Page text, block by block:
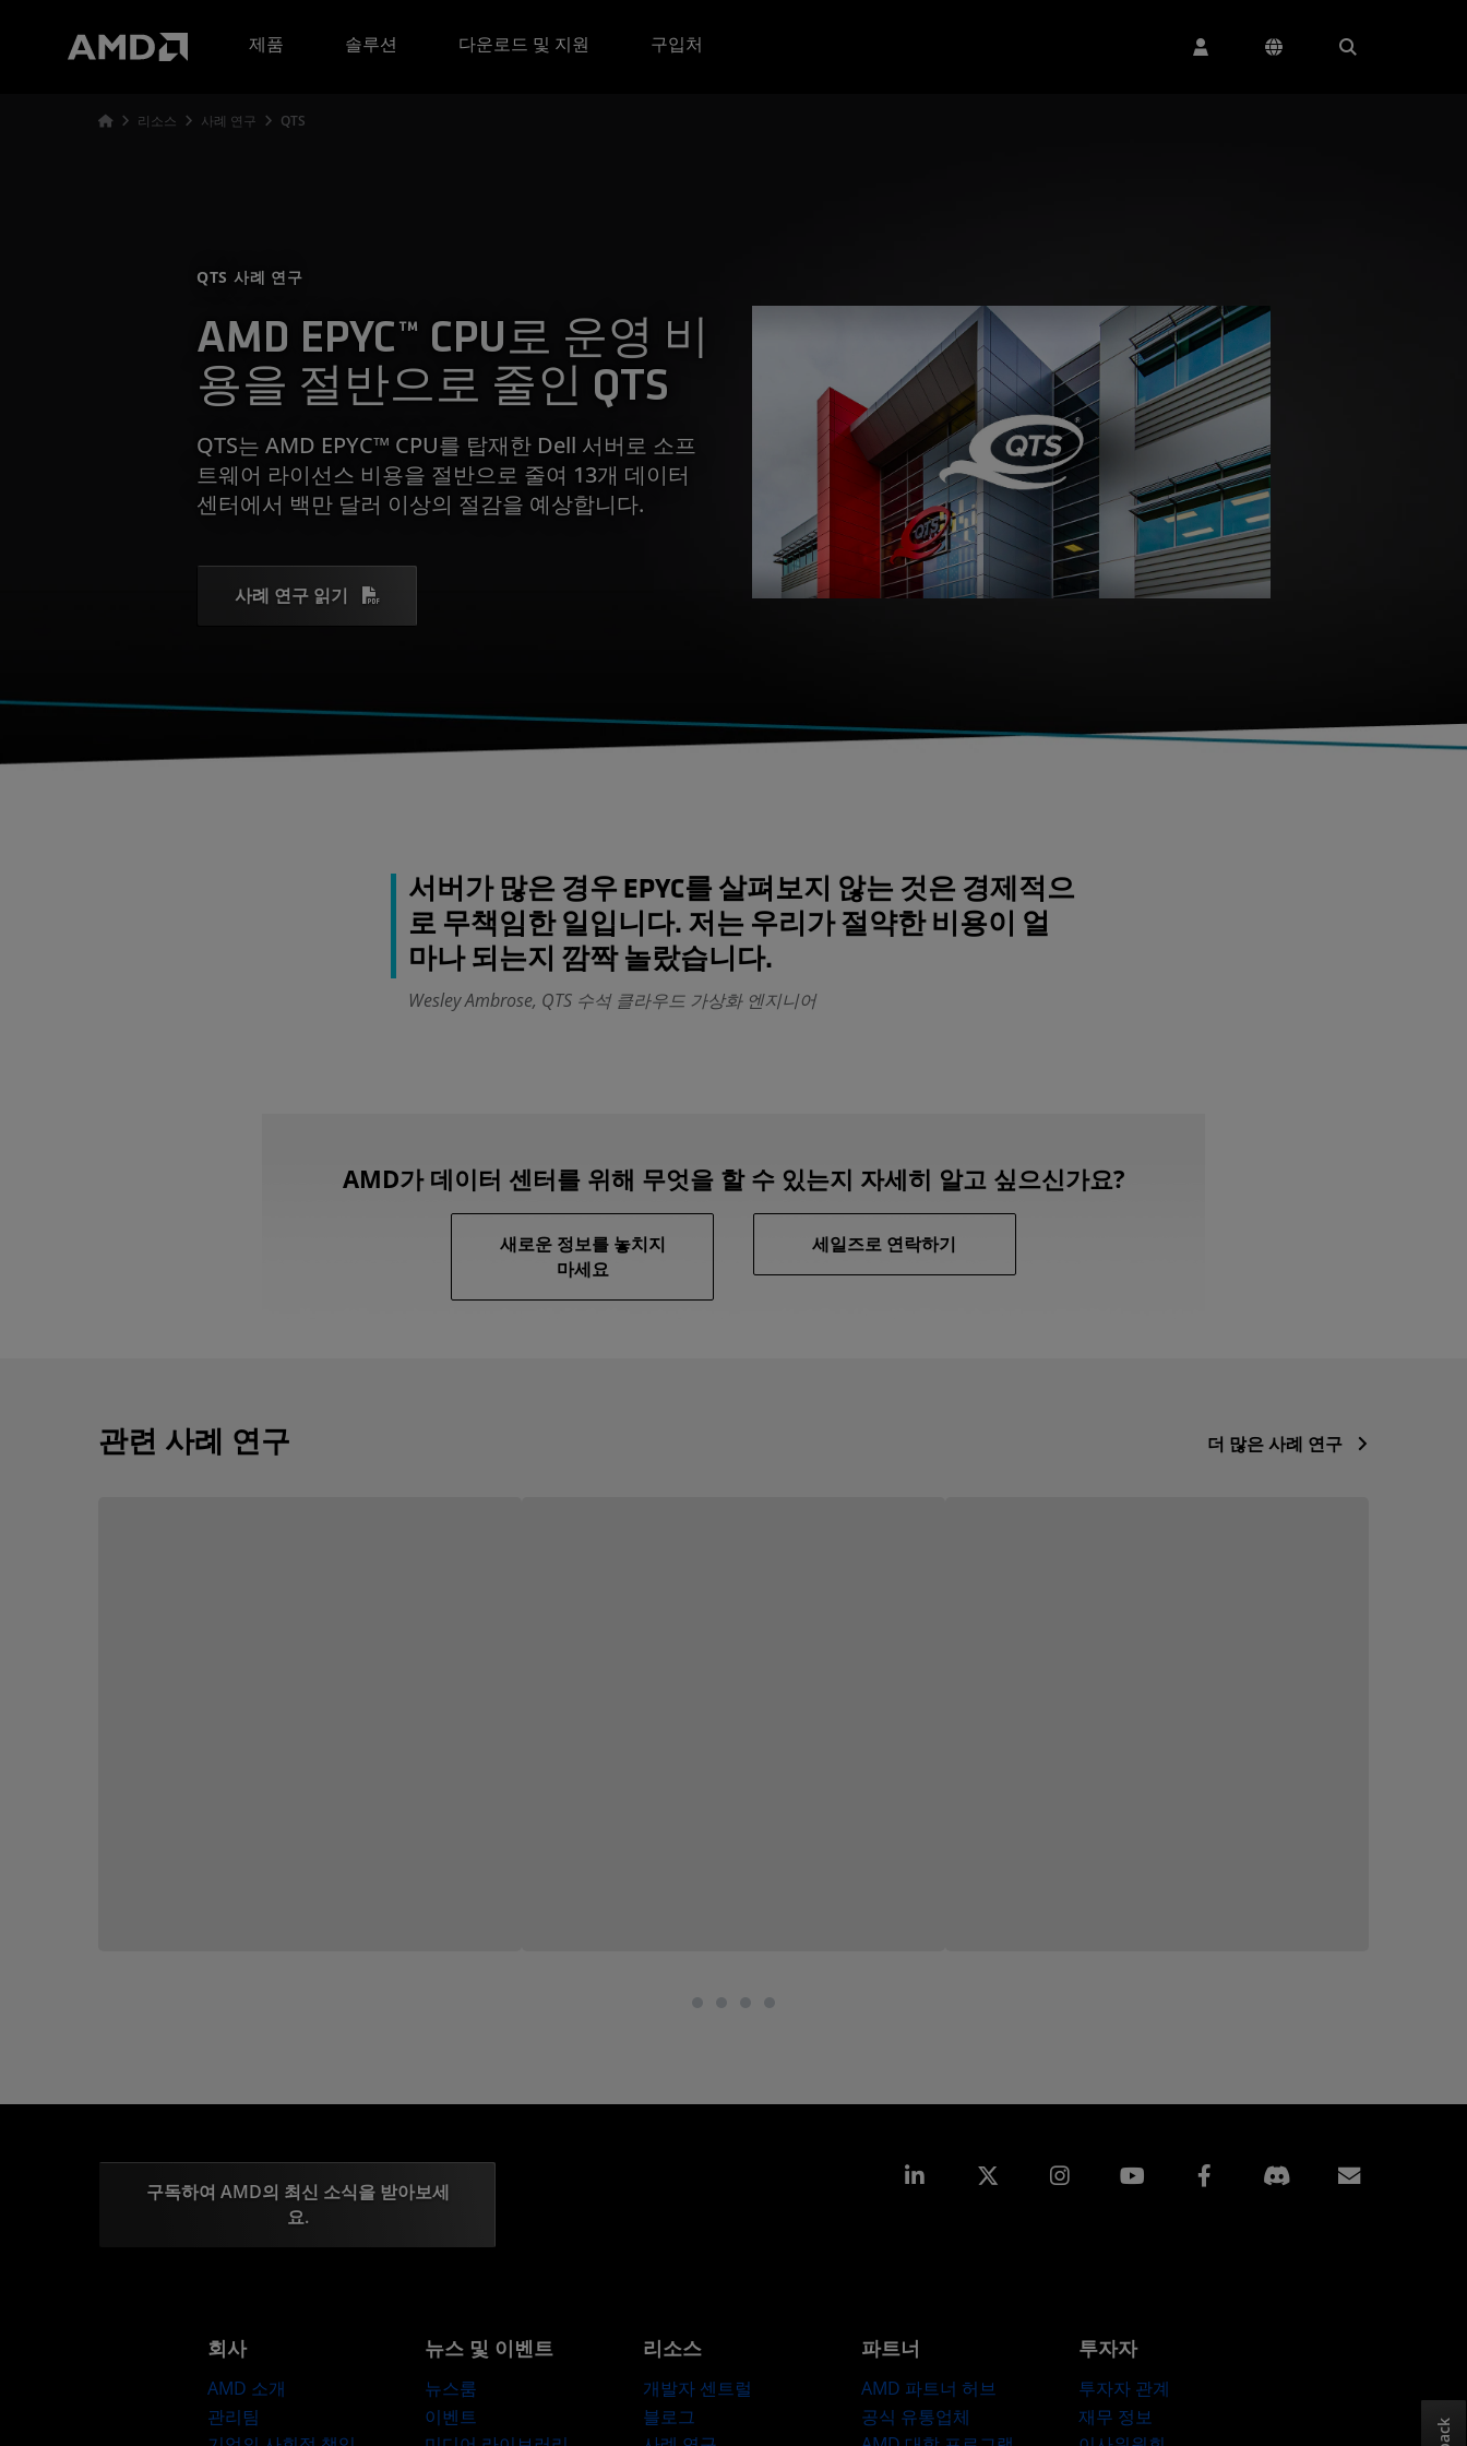
제품
솔루션 다운로드 및 지원 구입처
리소스 사례 연구 QTS
QTS 사례 연구
AMD EPYC™ CPU로 운영 비
용을 절반으로 줄인 QTS
QTS는 AMD EPYC™ CPU를 탑재한 Dell 서버로 소프
트웨어 라이선스 비용을 절반으로 줄여 13개 데이터
센터에서 백만 달러 이상의 절감을 예상합니다.
사례 연구 읽기
서버가 많은 경우 EPYC를 살펴보지 않는 것은 경제적으
로 무책임한 일입니다. 저는 우리가 절약한 비용이 얼
마나 되는지 깜짝 놀랐습니다.
Wesley Ambrose, QTS 수석 클라우드 가상화 엔지니어
AMD가 데이터 센터를 위해 무엇을 할 수 있는지 자세히 알고 싶으신가요?
새로운 정보를 놓치지
마세요
세일즈로 연락하기
관련 사례 연구 더 많은 사례 연구
구독하여 AMD의 최신 소식을 받아보세
요.
Linkedin Instagram Facebook
회사
AMD 소개
관리팀
뉴스 및 이벤트
뉴스룸
이벤트
리소스
개발자 센트럴
블로그
파트너
AMD 파트너 허브
공식 유통업체
투자자
투자자 관계
재무 정보